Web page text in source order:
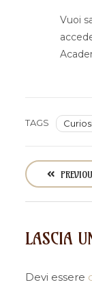
Vuoi
TAGS
o
s
t
a
i
LASCIA
Devi essere